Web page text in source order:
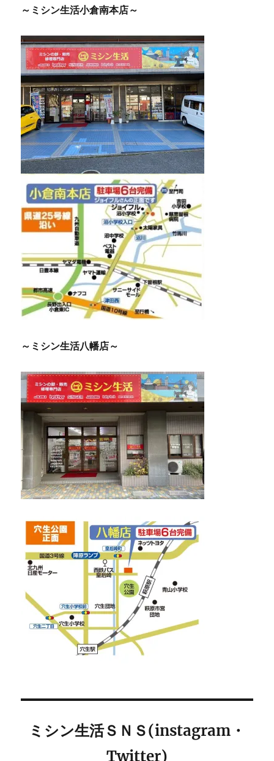
～ミシン生活小倉南本店～
～ミシン生活八幡店～
ミシン生活ＳＮＳ(instagram・
Twitter)